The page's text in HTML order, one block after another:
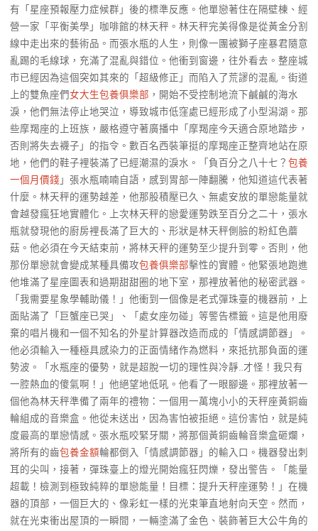
有「星座預報壓力症候群」後的標準反應。他單戀著住在隔壁棟、經
營一家「平衡美學」咖啡館的林天秤。林天秤完美得像是從黃金分割
線中走出來的藝術品。而張水瓶的人生，則像一團被獅子座暴君隨意
亂踢的毛線球，充滿了混亂與錯位。他衝到窗邊，往外看去。整座城
市已經因為這個突如其來的「超級修正」而陷入了荒謬的混亂。街道
上的雙魚座們女大生包養俱樂部 ，開始不受控制地流下鹹鹹的海水
淚，他們無法停止地哭泣，導致城市低窪處已經形成了小型潟湖。那
些摩羯座的上班族，嚴格遵守著廣播中「摩羯座今天適合原地踏步，
否則將失去襪子」的指令。數百名西裝筆挺的摩羯座正整齊地站在原
地，他們的鞋子裡裝滿了已經潮濕的淚水。「負百分之八十七？ 包養
一個月價錢 」張水瓶喃喃自語，感到胃部一陣翻騰，他知道這代表著
什麼。林天秤的運勢越差，他那股積壓已久、無處安放的單戀能量就
會越發瘋狂地實體化。上次林天秤的戀愛運勢跌至百分之二十，張水
瓶就發現他的廚房裡長滿了巨大的、形狀是林天秤側臉的粉紅色蘑
菇。他必須在今天結束前，將林天秤的運勢至少提升到零。否則，他
那份單戀就會變成某種具備攻包養俱樂部擊性的實體。他緊張地跑進
他堆滿了星座圖表和過期甜甜圈的地下室，那裡放著他的秘密武器。
「我需要星象學輔助儀！」他衝到一個像是老式彈珠臺的機器前，上
面貼滿了「巨蟹座已哭」、「處女座勿碰」等警告標籤。這是他用廢
棄的唱片機和一個不知名的外星計算器改造而成的「情感調節器」。
他必須輸入一種極具感染力的正面情緒作為燃料，來抵抗那負面的運
勢波。「水瓶座的優勢，就是超脫一切的理性與冷靜…才怪！我只有
一腔熱血的傻氣啊！」他絕望地低吼。他看了一眼腳邊。那裡放著一
個他為林天秤準備了兩年的禮物：一個用一萬塊小小的天秤座黃銅齒
輪組成的音樂盒。他從未送出，因為害怕被拒絕。這份害怕，就是純
度最高的單戀情感。張水瓶咬緊牙關，將那個黃銅齒輪音樂盒砸爛，
將所有的齒包養金額輪都倒入「情感調節器」的輸入口。機器發出刺
耳的尖叫，接著，彈珠臺上的燈光開始瘋狂閃爍，發出警告。「能量
超載！檢測到極致純粹的單戀能量！目標：提升天秤座運勢！」在機
器的頂部，一個巨大的、像彩虹一樣的光束筆直地射向天空。然而，
就在光束衝出屋頂的一瞬間，一輛塗滿了金色、裝飾著巨大公牛角的